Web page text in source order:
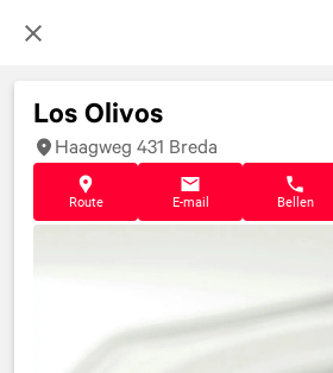
Los Olivos
Haagweg 431 Breda
Route E-mail Bellen